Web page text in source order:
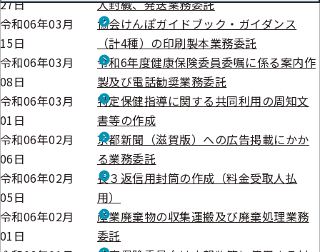
ニ
ュ
メ
ニ
ュ
ー
27日
入封緘、発送業務委託
令和06年03月
15日
協会けんぽガイドブック・ガイダンス
（計4種）の印刷製本業務委託
令和06年03月
08日
令和6年度健康保険委員委嘱に係る案内作
製及び電話勧奨業務委託
令和06年03月
01日
特定保健指導に関する共同利用の周知文
書等の作成
令和06年02月
06日
京都新聞（滋賀版）への広告掲載にかか
る業務委託
令和06年02月
05日
長３返信用封筒の作成（料金受取人払
用）
令和06年02月
01日
産業廃棄物の収集運搬及び廃棄処理業務
委託